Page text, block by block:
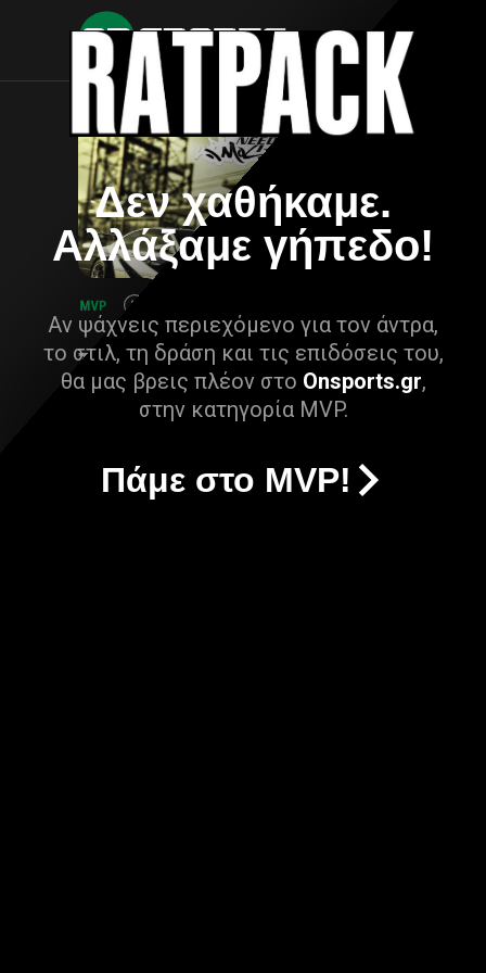
Δεν χαθήκαμε.
Αλλάξαμε γήπεδο!
Αν ψάχνεις περιεχόμενο για τον άντρα,
το στιλ, τη δράση και τις επιδόσεις του,
θα μας βρεις πλέον στο Onsports.gr,
στην κατηγορία MVP.
Πάμε στο MVP!